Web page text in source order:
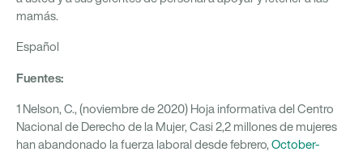
mamás.
Español
Fuentes:
1 Nelson, C., (noviembre de 2020) Hoja informativa del Centro
Nacional de Derecho de la Mujer, Casi 2,2 millones de mujeres
han abandonado la fuerza laboral desde febrero, October-